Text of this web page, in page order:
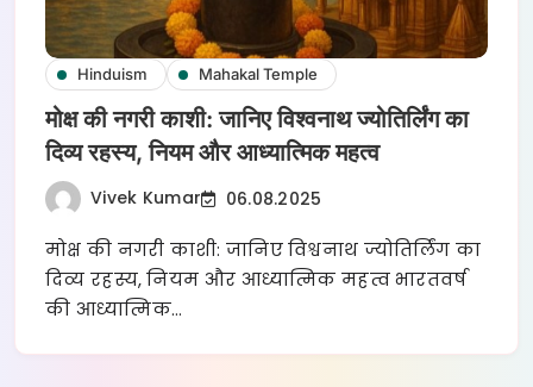
Hinduism Mahakal Temple
मोक्ष की नगरी काशी: जानिए विश्वनाथ ज्योतिर्लिंग का
दिव्य रहस्य, नियम और आध्यात्मिक महत्व
Vivek Kumar 06.08.2025
मोक्ष की नगरी काशी: जानिए विश्वनाथ ज्योतिर्लिंग का
दिव्य रहस्य, नियम और आध्यात्मिक महत्व भारतवर्ष
की आध्यात्मिक…